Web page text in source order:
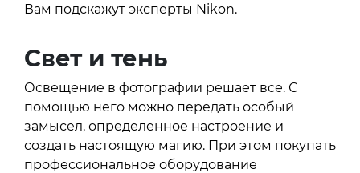
Вам подскажут эксперты Nikon.
Свет и тень
Освещение в фотографии решает все. С
помощью него можно передать особый
замысел, определенное настроение и
создать настоящую магию. При этом покупать
профессиональное оборудование